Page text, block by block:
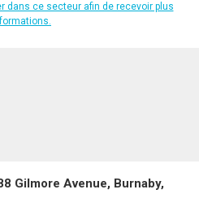
dans ce secteur afin de recevoir plus
Gilmore Avenue, Burnaby,